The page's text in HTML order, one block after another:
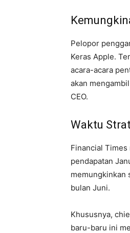
Pelopor
Keras Apple.
acara-acara
akan
CEO.
Waktu
Financial
pendapatan
memungkinkan
bulan Juni.
Khususnya,
baru-baru ini